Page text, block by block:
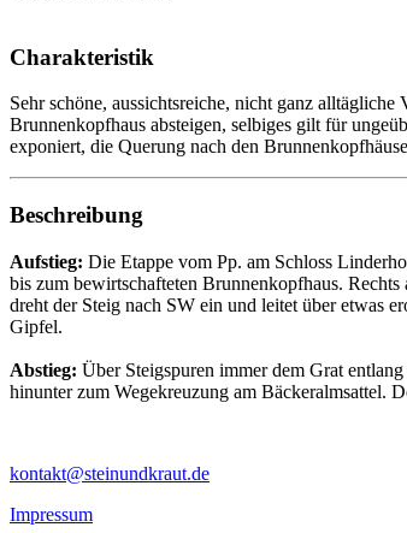
Charakteristik
Sehr schöne, aussichtsreiche, nicht ganz
Brunnenkopfhaus absteigen, selbiges gilt für
exponiert, die Querung nach den
Beschreibung
Aufstieg: Die Etappe vom Pp. am Schloss
bis zum bewirtschafteten Brunnenkopfhaus.
dreht der Steig nach SW ein und leitet über etwas
Gipfel.
Abstieg: Über Steigspuren immer dem Grat
hinunter zum Wegekreuzung am Bäckeralmsattel.
kontakt@steinundkraut.de
Impressum